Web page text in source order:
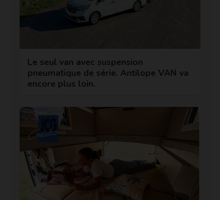
Le seul van avec suspension
pneumatique de série. Antilope VAN va
encore plus loin.